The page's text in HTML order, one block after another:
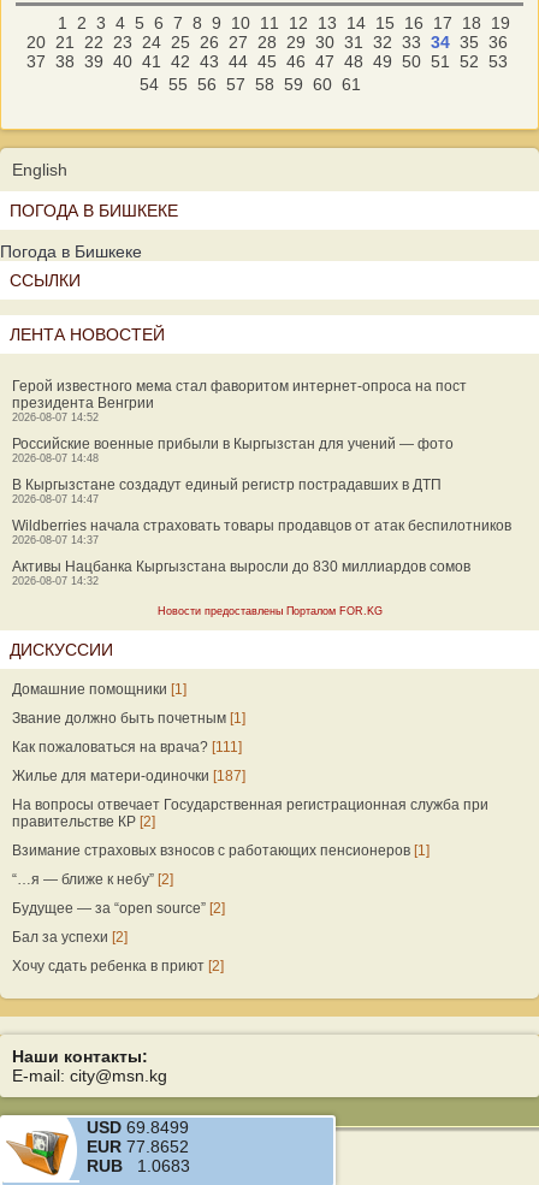
1 2 3 4 5 6 7 8 9 10 11 12 13 14 15 16 17 18
19
20 21 22 23 24 25 26 27 28 29 30 31 32 33 34 35 36
37 38 39 40 41 42 43 44 45 46 47 48 49 50 51 52 53
54 55 56 57 58 59 60 61
English
ПОГОДА В БИШКЕКЕ
Погода в Бишкеке
ССЫЛКИ
ЛЕНТА НОВОСТЕЙ
Герой известного мема стал фаворитом интернет-опроса на пост
президента Венгрии
2026-08-07 14:52
Российские военные прибыли в Кыргызстан для учений — фото
2026-08-07 14:48
В Кыргызстане создадут единый регистр пострадавших в ДТП
2026-08-07 14:47
Wildberries начала страховать товары продавцов от атак беспилотников
2026-08-07 14:37
Активы Нацбанка Кыргызстана выросли до 830 миллиардов сомов
2026-08-07 14:32
Новости предоставлены Порталом FOR.KG
ДИСКУССИИ
Домашние помощники [1]
Звание должно быть почетным [1]
Как пожаловаться на врача? [111]
Жилье для матери-одиночки [187]
На вопросы отвечает Государственная регистрационная служба при
правительстве КР [2]
Взимание страховых взносов с работающих пенсионеров [1]
“…я — ближе к небу” [2]
Будущее — за “open source” [2]
Бал за успехи [2]
Хочу сдать ребенка в приют [2]
Наши контакты:
E-mail: city@msn.kg
USD 69.8499
EUR 77.8652
RUB 1.0683